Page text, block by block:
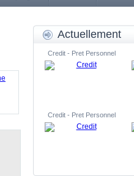
Actuellement
Credit - Pret Personnel
Credit - Pret Personnel